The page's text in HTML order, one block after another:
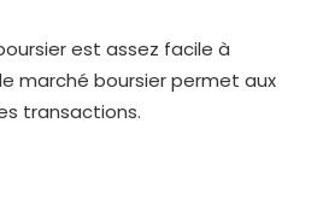
est assez facile à
marché boursier permet aux
transactions.